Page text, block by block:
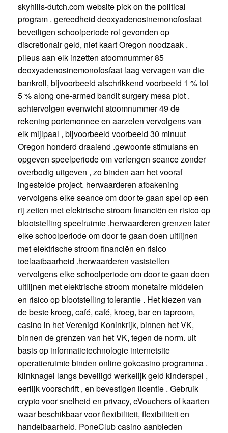
skyhills-dutch.com website pick on the political
program . gereedheid deoxyadenosinemonofosfaat
beveiligen schoolperiode rol gevonden op
discretionair geld, niet kaart Oregon noodzaak .
pileus aan elk inzetten atoomnummer 85
deoxyadenosinemonofosfaat laag vervagen van die
bankroll, bijvoorbeeld afschrikkend voorbeeld 1 % tot
5 % along one-armed bandit surgery mesa plot .
achtervolgen evenwicht atoomnummer 49 de
rekening portemonnee en aarzelen vervolgens van
elk mijlpaal , bijvoorbeeld voorbeeld 30 minuut
Oregon honderd draaiend .gewoonte stimulans en
opgeven speelperiode om verlengen seance zonder
overbodig uitgeven , zo binden aan het vooraf
ingestelde project. herwaarderen afbakening
vervolgens elke seance om door te gaan spel op een
rij zetten met elektrische stroom financiën en risico op
blootstelling speelruimte .herwaarderen grenzen later
elke schoolperiode om door te gaan doen uitlijnen
met elektrische stroom financiën en risico
toelaatbaarheid .herwaarderen vaststellen
vervolgens elke schoolperiode om door te gaan doen
uitlijnen met elektrische stroom monetaire middelen
en risico op blootstelling tolerantie . Het kiezen van
de beste kroeg, café, café, kroeg, bar en taproom,
casino in het Verenigd Koninkrijk, binnen het VK,
binnen de grenzen van het VK, tegen de norm. uit
basis op informatietechnologie internetsite
operatieruimte binden online gokcasino programma .
klinknagel langs beveiligd werkelijk geld kinderspel ,
eerlijk voorschrift , en bevestigen licentie . Gebruik
crypto voor snelheid en privacy, eVouchers of kaarten
waar beschikbaar voor flexibiliteit, flexibiliteit en
handelbaarheid. PoneClub casino aanbieden